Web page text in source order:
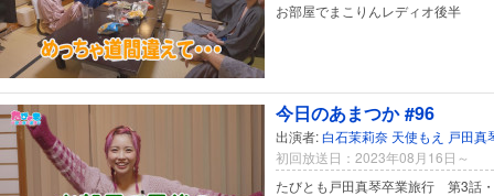
お部屋でまこりんレディオ後半
今日のあまつか #96
出演者:白石茉莉奈 天使もえ 戸田真
初回放送日：2023年08月16日～
たびとも戸田真琴卒業旅行 第3話